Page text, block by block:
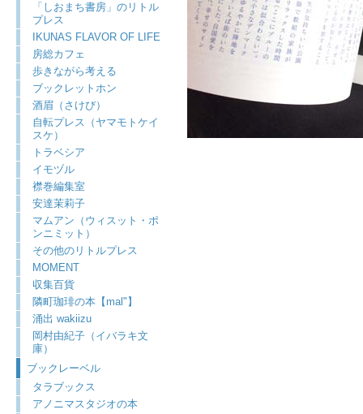
「しおまち書房」のリトル
プレス
IKUNAS FLAVOR OF LIFE
房総カフェ
歩きながら考える
ブックレットホン
酒眉（さけび）
自転プレス（ヤマモトケイ
スケ）
トラベシア
イモヅル
襟巻編集室
安達茉莉子
マムアン（ウィスット・ポ
ンニミット）
その他のリトルプレス
MOMENT
収集百貨
隣町珈琲の本【mal"】
涌出 wakiizu
岡村由紀子（イバラキ文
庫）
ブックレーベル
タラブックス
アノニマスタジオの本